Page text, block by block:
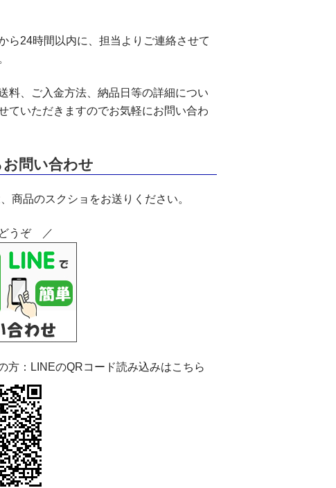
ら24時間以内に、担当よりご連絡させて
料、ご入金方法、納品日等の詳細につい
ていただきますのでお気軽にお問い合わ
問い合わせ
商品のスクショをお送りください。
うぞ ／
方：LINEのQRコード読み込みはこちら